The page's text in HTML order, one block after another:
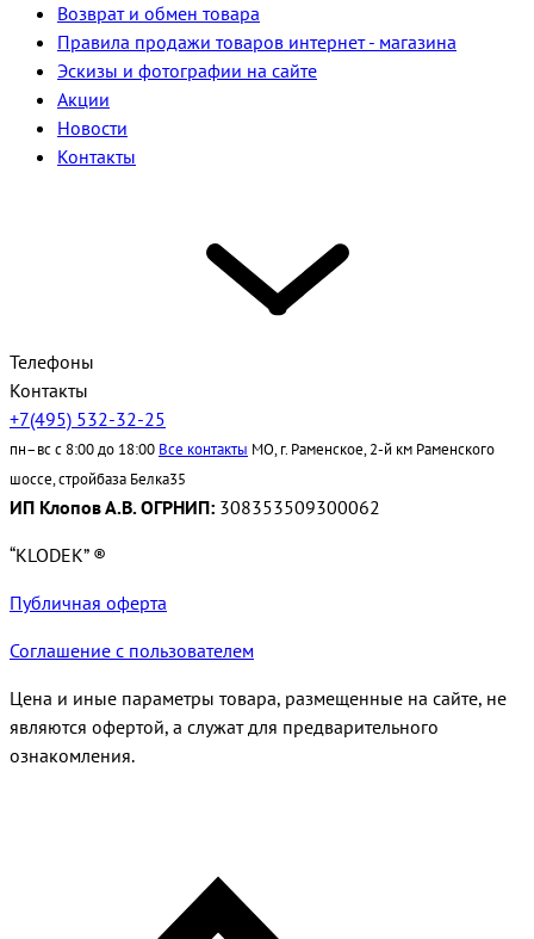
Возврат и обмен товара
Правила продажи товаров интернет - магазина
Эскизы и фотографии на сайте
Акции
Новости
Контакты
Телефоны
Контакты
+7(495) 532-32-25
пн–вс с 8:00 до 18:00 Все контакты МО, г. Раменское, 2-й км Раменского
шоссе, стройбаза Белка35
ИП Клопов А.В. ОГРНИП: 308353509300062
“KLODEK” ®
Публичная оферта
Соглашение с пользователем
Цена и иные параметры товара, размещенные на сайте, не
являются офертой, а служат для предварительного
ознакомления.